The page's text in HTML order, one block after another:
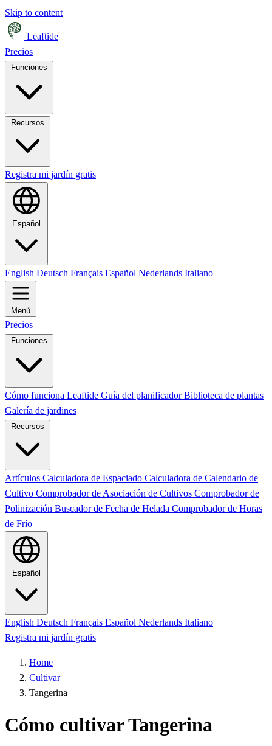
Skip to content
Leaftide
Precios
Registra mi jardín gratis
Español
English Deutsch Français Español Nederlands Italiano
Menú
Precios
Funciones
Cómo funciona Leaftide Guía del planificadorBiblioteca de plantas
Galería de jardines
Recursos
Artículos Calculadora de Espaciado Calculadora de Calendario de
Cultivo Comprobador de Asociación de Cultivos Comprobador de
Polinización Buscador de Fecha de Helada Comprobador de Horas
de Frío
Español
English Deutsch Français Español Nederlands Italiano
Registra mi jardín gratis
Home
Cultivar
Tangerina
Cómo cultivar Tangerina